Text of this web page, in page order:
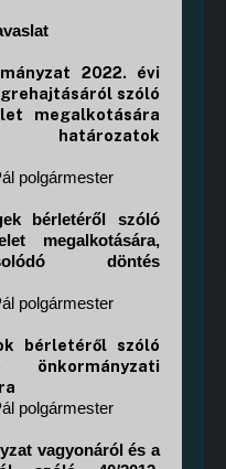
2022. évi
szóló
megalkotására
határozatok
polgármester
bérletéről szóló
megalkotására,
döntés
polgármester
bérletéről szóló
önkormányzati
polgármester
vagyonáról és a